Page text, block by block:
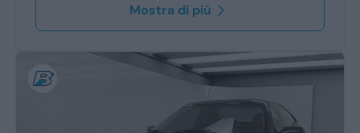
Mostra di più